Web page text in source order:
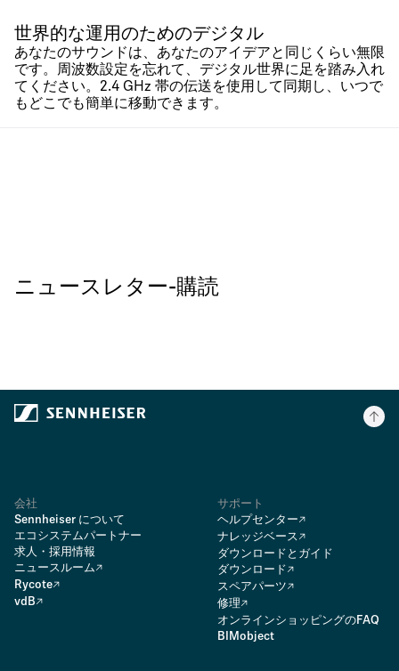
世界的な運用のためのデジタル
あなたのサウンドは、あなたのアイデアと同じくらい無限
です。周波数設定を忘れて、デジタル世界に足を踏み入れ
てください。2.4 GHz 帯の伝送を使用して同期し、いつで
もどこでも簡単に移動できます。
ニュースレター-購読
会社
Sennheiser について
エコシステムパートナー
求人・採用情報
ニュースルーム
Rycote
vdB
サポート
ヘルプセンター
ナレッジベース
ダウンロードとガイド
ダウンロード
スペアパーツ
修理
オンラインショッピングのFAQ
BIMobject